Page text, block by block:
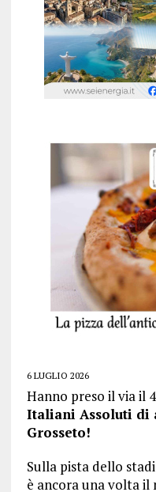
6 LUGLIO 2026
Hanno preso il via il
Italiani Assoluti di
Grosseto!
Sulla pista dello
è ancora una volta il